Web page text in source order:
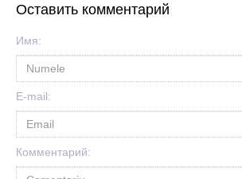
Оставить комментарий
Имя:
E-mail:
Комментарий: